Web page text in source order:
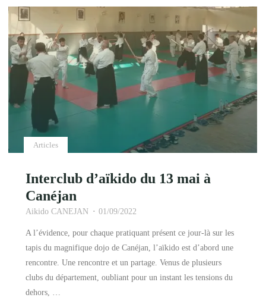
la
du
dojo
d’aïkido…"
Articles
Interclub d’aïkido du 13 mai à
Canéjan
Aikido CANEJAN 01/09/2022
A l’évidence, pour chaque pratiquant présent ce jour-là sur les
tapis du magnifique dojo de Canéjan, l’aïkido est d’abord une
rencontre. Une rencontre et un partage. Venus de plusieurs
clubs du département, oubliant pour un instant les tensions du
dehors, …